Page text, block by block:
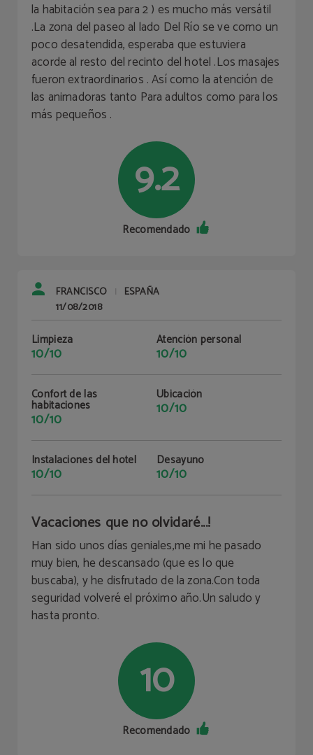
la habitación sea para 2 ) es mucho más versátil
.La zona del paseo al lado Del Río se ve como un
poco desatendida, esperaba que estuviera
acorde al resto del recinto del hotel .Los masajes
fueron extraordinarios . Así como la atención de
las animadoras tanto Para adultos como para los
más pequeños .
9.2
Recomendado
FRANCISCO |
ESPAÑA
11/08/2018
Limpieza
10/10
Atención personal
10/10
Confort de las
habitaciones
10/10
Ubicación
10/10
Instalaciones del hotel
10/10
Desayuno
10/10
Vacaciones que no olvidaré...!
Han sido unos días geniales,me mi he pasado
muy bien, he descansado (que es lo que
buscaba), y he disfrutado de la zona.Con toda
seguridad volveré el próximo año.Un saludo y
hasta pronto.
10
Recomendado